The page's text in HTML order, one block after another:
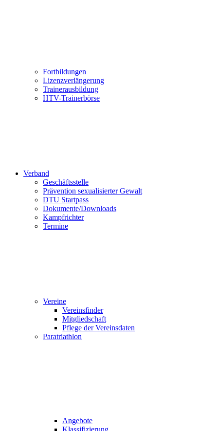
Fortbildungen
Lizenzverlängerung
Trainerausbildung
HTV-Trainerbörse
Verband
Geschäftsstelle
Prävention sexualisierter Gewalt
DTU Startpass
Dokumente/Downloads
Kampfrichter
Termine
Vereine
Vereinsfinder
Mitgliedschaft
Pflege der Vereinsdaten
Paratriathlon
Angebote
Klassifizierung